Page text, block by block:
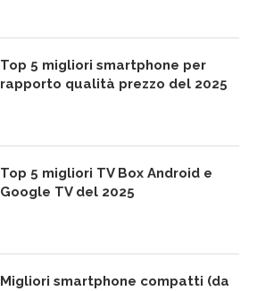
Top 5 migliori smartphone per
rapporto qualità prezzo del 2025
Top 5 migliori TV Box Android e
Google TV del 2025
Migliori smartphone compatti (da